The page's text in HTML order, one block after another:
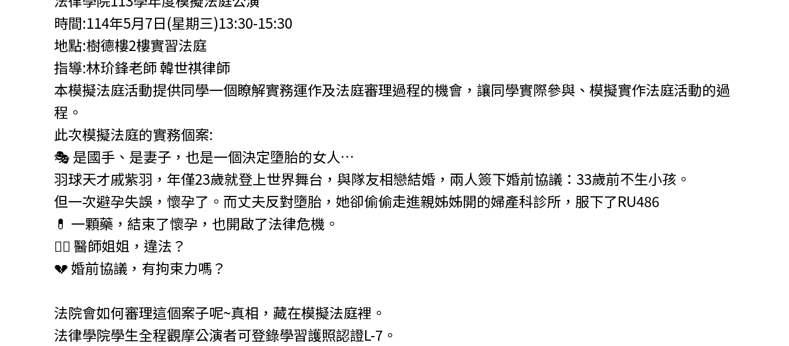
時間:114年5月7日(星期三)13:30-15:30
地點:樹德樓2樓實習法庭
指導:林玠鋒老師 韓世祺律師
本模擬法庭活動提供同學一個瞭解實務運作及法庭審理過程的機會，讓同學實際參與、模擬實作法庭活動的過
程。
此次模擬法庭的實務個案:
🎭 是國手、是妻子，也是一個決定墮胎的女人…
羽球天才戚紫羽，年僅23歲就登上世界舞台，與隊友相戀結婚，兩人簽下婚前協議：33歲前不生小孩。
但一次避孕失誤，懷孕了。而丈夫反對墮胎，她卻偷偷走進親姊姊開的婦產科診所，服下了RU486
💊 一顆藥，結束了懷孕，也開啟了法律危機。
👩‍⚕️ 醫師姐姐，違法？
💔 婚前協議，有拘束力嗎？
法院會如何審理這個案子呢~真相，藏在模擬法庭裡。
法律學院學生全程觀摩公演者可登錄學習護照認證L-7。